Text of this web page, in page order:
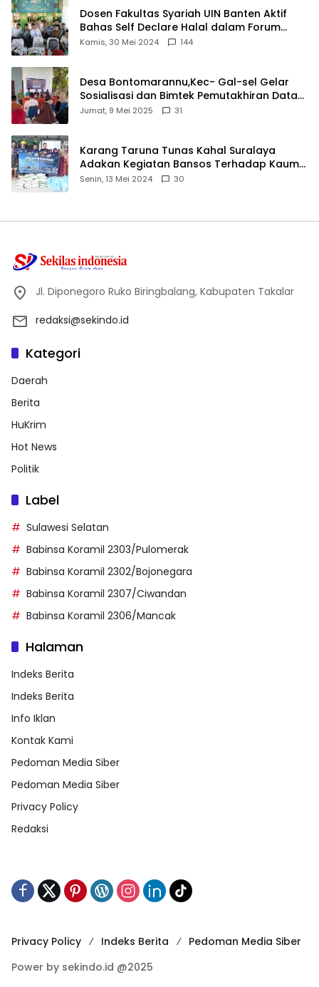
Dosen Fakultas Syariah UIN Banten Aktif
Bahas Self Declare Halal dalam Forum
Ijtima Ulama MUI
Kamis, 30 Mei 2024 144
Desa Bontomarannu,Kec- Gal-sel Gelar
Sosialisasi dan Bimtek Pemutakhiran Data
ID
Jumat, 9 Mei 2025 31
Karang Taruna Tunas Kahal Suralaya
Adakan Kegiatan Bansos Terhadap Kaum
Dhuafa dan Anak Yatim-Piatu
Senin, 13 Mei 2024 30
Jl. Diponegoro Ruko Biringbalang, Kabupaten Takalar
redaksi@sekindo.id
Kategori
Daerah
Berita
HuKrim
Hot News
Politik
Label
Sulawesi Selatan
Babinsa Koramil 2303/Pulomerak
Babinsa Koramil 2302/Bojonegara
Babinsa Koramil 2307/Ciwandan
Babinsa Koramil 2306/Mancak
Halaman
Indeks Berita
Indeks Berita
Info Iklan
Kontak Kami
Pedoman Media Siber
Pedoman Media Siber
Privacy Policy
Redaksi
Privacy Policy Indeks Berita
Pedoman Media Siber
Power by sekindo.id @2025